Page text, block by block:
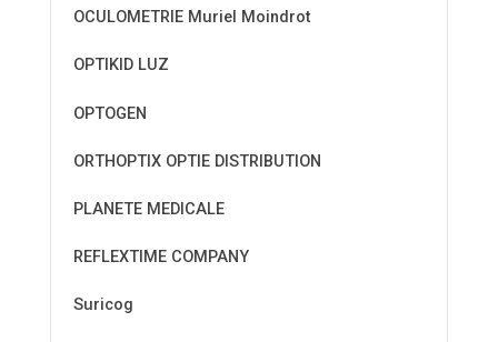
OCULOMETRIE Muriel Moindrot
OPTIKID LUZ
OPTOGEN
ORTHOPTIX OPTIE DISTRIBUTION
PLANETE MEDICALE
REFLEXTIME COMPANY
Suricog